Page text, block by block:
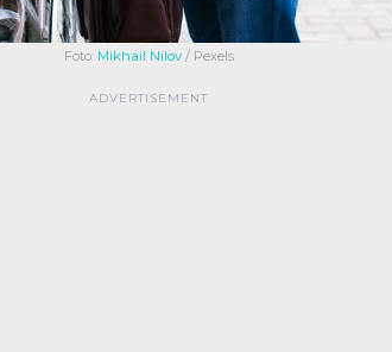
Foto: Mikhail Nilov/ Pexels